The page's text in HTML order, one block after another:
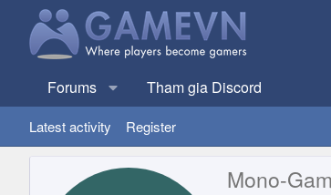
Forums Tham gia Discord
Latest activity Register
Mono-